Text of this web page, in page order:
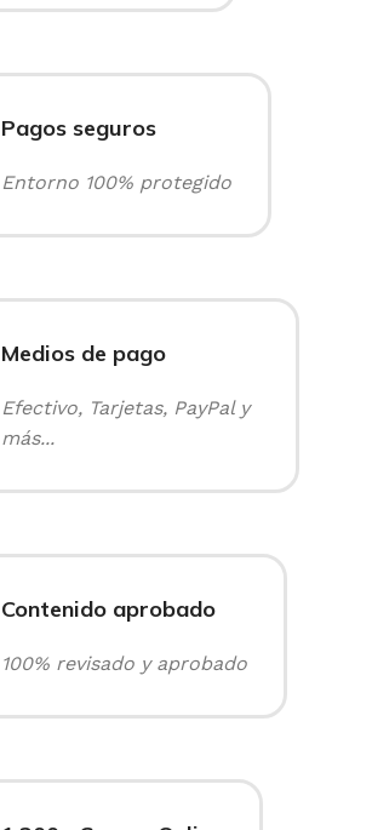
Pagos seguros
Entorno 100% protegido
Medios de pago
Efectivo, Tarjetas, PayPal y
más...
Contenido aprobado
100% revisado y aprobado